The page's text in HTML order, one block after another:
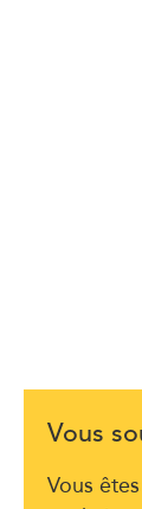
Vous
Vous